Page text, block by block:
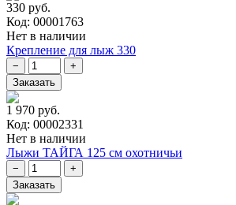
330 руб.
Код: 00001763
Нет в наличии
Крепление для лыж 330
1 970 руб.
Код: 00002331
Нет в наличии
Лыжи ТАЙГА 125 см охотничьи